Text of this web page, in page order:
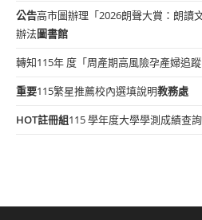
公告高市圖辦理「2026朗聲大賞：朗讀
辦法圖書館
轉知115年 度「周產期高風險孕產婦追蹤
重要115繁星推薦校內選填說明教務處
HOT註冊組115 學年度大學學測成績查